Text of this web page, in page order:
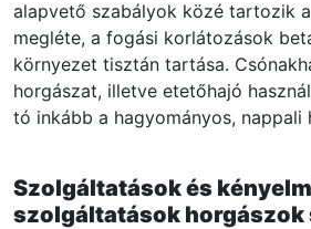
alapvető szabályok közé tartozik
megléte, a fogási korlátozások
környezet tisztán tartása.
horgászat, illetve etetőhajó
tó inkább a hagyományos, nappali
Szolgáltatások és
szolgáltatások horgászok